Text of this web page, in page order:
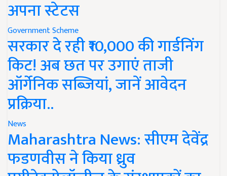
अपना स्टेटस
Government Scheme
सरकार दे रही ₹10,000 की गार्डनिंग
किट! अब छत पर उगाएं ताजी
ऑर्गेनिक सब्जियां, जानें आवेदन
प्रक्रिया..
News
Maharashtra News: सीएम देवेंद्र
फडणवीस ने किया ध्रुव